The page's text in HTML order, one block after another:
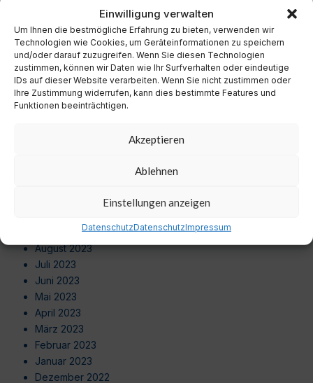
Einwilligung verwalten
Um Ihnen die bestmögliche Erfahrung zu bieten, verwenden wir
Technologien wie Cookies, um Geräteinformationen zu speichern
und/oder darauf zuzugreifen. Wenn Sie diesen Technologien
zustimmen, können wir Daten wie Ihr Surfverhalten oder eindeutige
IDs auf dieser Website verarbeiten. Wenn Sie nicht zustimmen oder
Ihre Zustimmung widerrufen, kann dies bestimmte Features und
Funktionen beeinträchtigen.
Akzeptieren
Ablehnen
Einstellungen anzeigen
DatenschutzDatenschutzImpressum
September 2024
August 2024
Juli 2024
Juni 2024
Mai 2024
November 2023
September 2023
August 2023
Juli 2023
Juni 2023
Mai 2023
April 2023
März 2023
Februar 2023
Januar 2023
Dezember 2022